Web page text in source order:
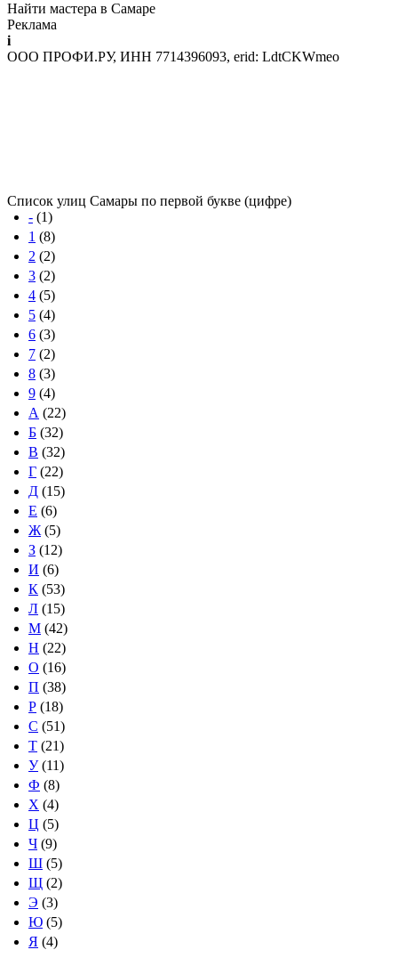
Найти мастера в Самаре
Реклама
i
ООО ПРОФИ.РУ, ИНН 7714396093, erid: LdtCKWmeo
Список улиц Самары по первой букве (цифре)
- (1)
1 (8)
2 (2)
3 (2)
4 (5)
5 (4)
6 (3)
7 (2)
8 (3)
9 (4)
А (22)
Б (32)
В (32)
Г (22)
Д (15)
Е (6)
Ж (5)
З (12)
И (6)
К (53)
Л (15)
М (42)
Н (22)
О (16)
П (38)
Р (18)
С (51)
Т (21)
У(11)
Ф (8)
Х (4)
Ц (5)
Ч (9)
Ш (5)
Щ (2)
Э (3)
Ю (5)
Я (4)